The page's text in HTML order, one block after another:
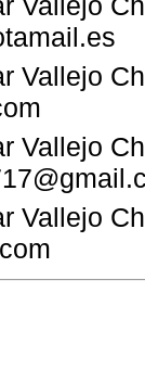
Vallejo
Vallejo
Vallejo